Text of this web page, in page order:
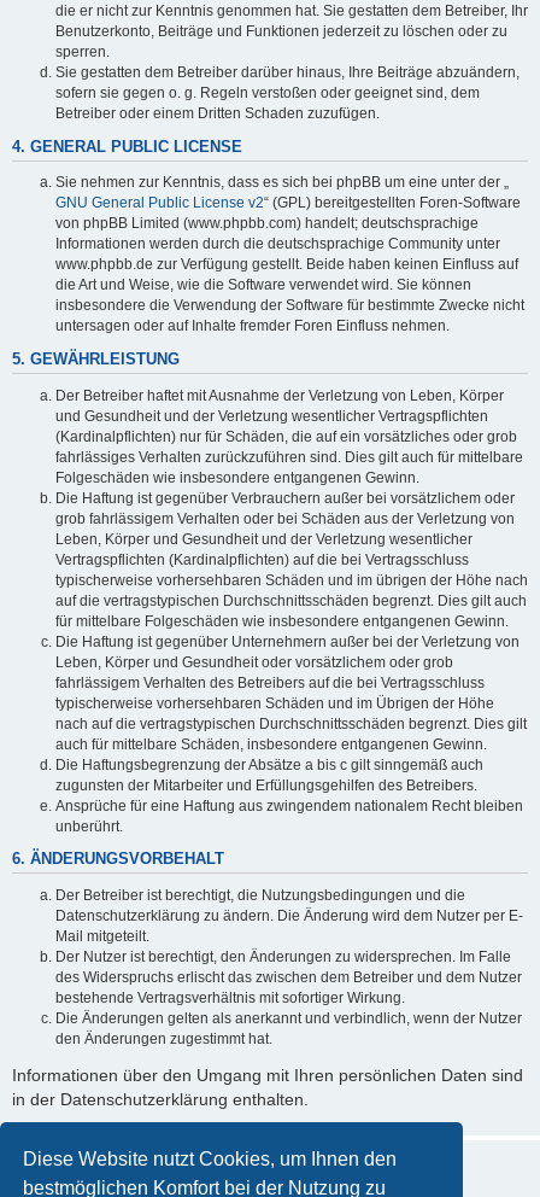
Diese Website nutzt Cookies, um Ihnen den
bestmöglichen Komfort bei der Nutzung zu
die er nicht zur Kenntnis genommen hat. Sie gestatten dem Betreiber, Ihr
Benutzerkonto, Beiträge und Funktionen jederzeit zu löschen oder zu
sperren.
Sie gestatten dem Betreiber darüber hinaus, Ihre Beiträge abzuändern,
sofern sie gegen o. g. Regeln verstoßen oder geeignet sind, dem
Betreiber oder einem Dritten Schaden zuzufügen.
4. GENERAL PUBLIC LICENSE
Sie nehmen zur Kenntnis, dass es sich bei phpBB um eine unter der „
GNU General Public License v2“ (GPL) bereitgestellten Foren-Software
von phpBB Limited (www.phpbb.com) handelt; deutschsprachige
Informationen werden durch die deutschsprachige Community unter
www.phpbb.de zur Verfügung gestellt. Beide haben keinen Einfluss auf
die Art und Weise, wie die Software verwendet wird. Sie können
insbesondere die Verwendung der Software für bestimmte Zwecke nicht
untersagen oder auf Inhalte fremder Foren Einfluss nehmen.
5. GEWÄHRLEISTUNG
Der Betreiber haftet mit Ausnahme der Verletzung von Leben, Körper
und Gesundheit und der Verletzung wesentlicher Vertragspflichten
(Kardinalpflichten) nur für Schäden, die auf ein vorsätzliches oder grob
fahrlässiges Verhalten zurückzuführen sind. Dies gilt auch für mittelbare
Folgeschäden wie insbesondere entgangenen Gewinn.
Die Haftung ist gegenüber Verbrauchern außer bei vorsätzlichem oder
grob fahrlässigem Verhalten oder bei Schäden aus der Verletzung von
Leben, Körper und Gesundheit und der Verletzung wesentlicher
Vertragspflichten (Kardinalpflichten) auf die bei Vertragsschluss
typischerweise vorhersehbaren Schäden und im übrigen der Höhe nach
auf die vertragstypischen Durchschnittsschäden begrenzt. Dies gilt auch
für mittelbare Folgeschäden wie insbesondere entgangenen Gewinn.
Die Haftung ist gegenüber Unternehmern außer bei der Verletzung von
Leben, Körper und Gesundheit oder vorsätzlichem oder grob
fahrlässigem Verhalten des Betreibers auf die bei Vertragsschluss
typischerweise vorhersehbaren Schäden und im Übrigen der Höhe
nach auf die vertragstypischen Durchschnittsschäden begrenzt. Dies gilt
auch für mittelbare Schäden, insbesondere entgangenen Gewinn.
Die Haftungsbegrenzung der Absätze a bis c gilt sinngemäß auch
zugunsten der Mitarbeiter und Erfüllungsgehilfen des Betreibers.
Ansprüche für eine Haftung aus zwingendem nationalem Recht bleiben
unberührt.
6. ÄNDERUNGSVORBEHALT
Der Betreiber ist berechtigt, die Nutzungsbedingungen und die
Datenschutzerklärung zu ändern. Die Änderung wird dem Nutzer per E-
Mail mitgeteilt.
Der Nutzer ist berechtigt, den Änderungen zu widersprechen. Im Falle
des Widerspruchs erlischt das zwischen dem Betreiber und dem Nutzer
bestehende Vertragsverhältnis mit sofortiger Wirkung.
Die Änderungen gelten als anerkannt und verbindlich, wenn der Nutzer
den Änderungen zugestimmt hat.
Informationen über den Umgang mit Ihren persönlichen Daten sind
in der Datenschutzerklärung enthalten.